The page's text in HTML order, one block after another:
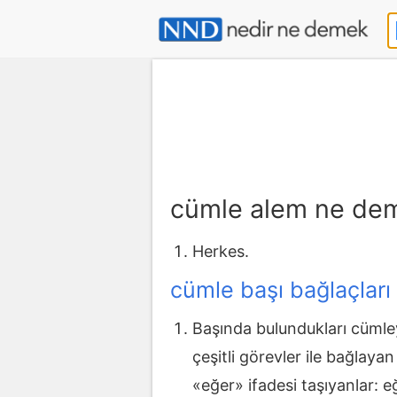
cümle alem ne
Herkes.
cümle başı bağlaçları
Başında bulundukları
çeşitli görevler ile
«eğer» ifadesi taşıyanlar: